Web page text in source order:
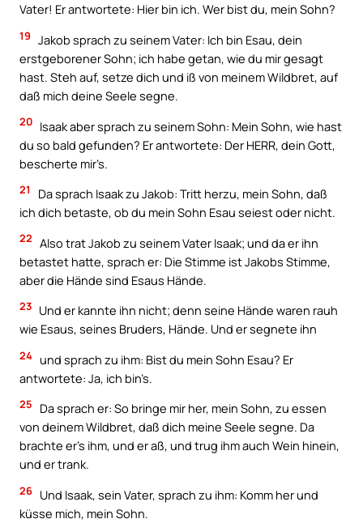
Vater! Er antwortete: Hier bin ich. Wer bist du, mein Sohn?
19 Jakob sprach zu seinem Vater: Ich bin Esau, dein
erstgeborener Sohn; ich habe getan, wie du mir gesagt
hast. Steh auf, setze dich und iß von meinem Wildbret, auf
daß mich deine Seele segne.
20 Isaak aber sprach zu seinem Sohn: Mein Sohn, wie hast
du so bald gefunden? Er antwortete: Der HERR, dein Gott,
bescherte mir’s.
21
Da sprach Isaak zu Jakob: Tritt herzu, mein Sohn, daß
ich dich betaste, ob du mein Sohn Esau seiest oder nicht.
22 Also trat Jakob zu seinem Vater Isaak; und da er ihn
betastet hatte, sprach er: Die Stimme ist Jakobs Stimme,
aber die Hände sind Esaus Hände.
23 Und er kannte ihn nicht; denn seine Hände waren rauh
wie Esaus, seines Bruders, Hände. Und er segnete ihn
24 und sprach zu ihm: Bist du mein Sohn Esau? Er
antwortete: Ja, ich bin’s.
25
Da sprach er: So bringe mir her, mein Sohn, zu essen
von deinem Wildbret, daß dich meine Seele segne. Da
brachte er’s ihm, und er aß, und trug ihm auch Wein hinein,
und er trank.
26 Und Isaak, sein Vater, sprach zu ihm: Komm her und
küsse mich, mein Sohn.